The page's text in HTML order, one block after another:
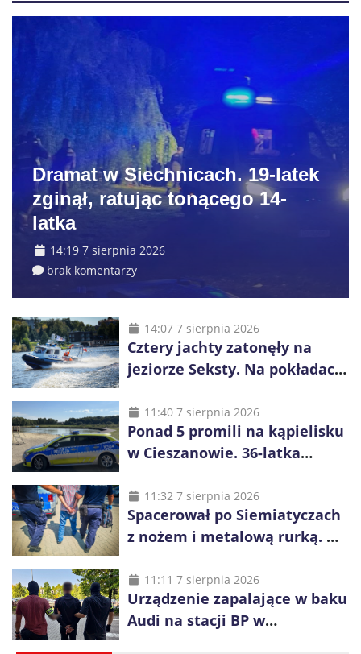
Dramat w Siechnicach. 19-latek
zginął, ratując tonącego 14-
latka
14:19 7 sierpnia 2026
brak komentarzy
14:07 7 sierpnia 2026
Cztery jachty zatonęły na
jeziorze Seksty. Na pokładach
małoletnich
11:40 7 sierpnia 2026
Ponad 5 promili na kąpielisku
w Cieszanowie. 36-latka
z wody
11:32 7 sierpnia 2026
Spacerował po Siemiatyczach
z nożem i metalową rurką. W
alkohol i perfumy
11:11 7 sierpnia 2026
Urządzenie zapalające w baku
Audi na stacji BP w